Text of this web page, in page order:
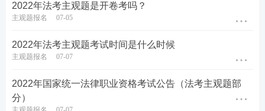
2022年法考主观题是开卷考吗？
主观题报名 07-05
2022年法考主观题考试时间是什么时候
主观题报名 07-07
2022年国家统一法律职业资格考试公告（法考主观题部
分）